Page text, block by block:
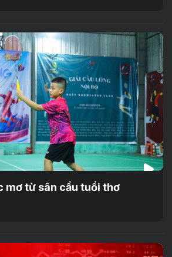
mơ từ sân cầu tuổi thơ